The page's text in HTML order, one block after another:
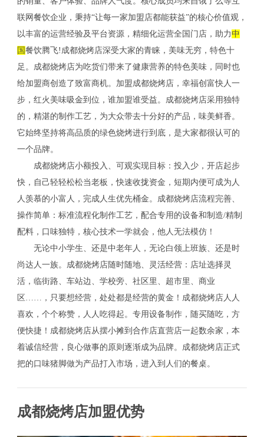
联网餐饮企业，秉持“让每一家加盟店都能获益”的核心价值观，
以丰富的运营经验及平台资源，精细化运营全国门店，助力中
国餐饮腾飞!成都烧烤店深受大家的青睐，美味无穷，特色十
足。成都烧烤店为吃货们带来了健康营养的特色美味，同时也
给加盟商创造了致富商机。加盟成都烧烤店，幸福创富快人一
步，红火美味吸金到位，谁加盟谁受益。成都烧烤店采用独特
的，精湛的制作工艺，为大众带去十分好的产品，味美鲜香。
它始终坚持将高品质的绿色烧烤进行到底，是大家都很认可的
一个品牌。
成都烧烤店小额投入、可观实现目标：投入少，开店起步
快，自己轻轻松松当老板，快速收拢资金，短期内便可成为人
人羡慕的小富人，完成人生优先桶金。成都烧烤店流程完善、
操作简单：标准流程化制作工艺，配合专用的设备和制造/精制
配料，口味独特，核心技术一学就会，他人无法模仿！
无论中小学生、还是中老年人，无论白领上班族、还是时
尚达人一族。成都烧烤店随时随地、灵活经营：店址选择灵
活，临街路、车站边、学校旁、社区里、超市里、商业
区……，只要想经营，处处都是经营的黄金！成都烧烤店人人
喜欢，个个称赞，人人吃得起。专用设备制作，随买随吃，方
便快捷！成都烧烤店从摆小摊到合作店直营店一起数余家，本
着诚信经营，良心做事的原则逐渐成为品牌。成都烧烤店正式
把的口味猪脚做为产品打入市场，进入到人们的餐桌。
成都烧烤店加盟优势